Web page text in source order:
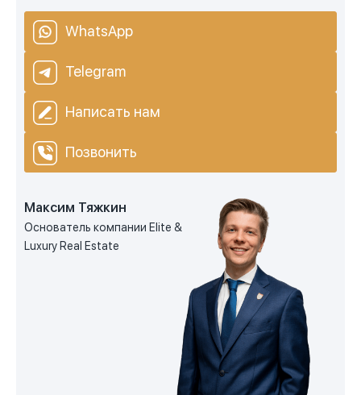
WhatsApp
Telegram
Написать нам
Позвонить
Максим Тяжкин
Основатель компании Elite &
Luxury Real Estate